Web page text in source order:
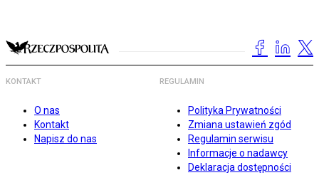
KONTAKT
O nas
Kontakt
Napisz do nas
REGULAMIN
Polityka Prywatności
Zmiana ustawień zgód
Regulamin serwisu
Informacje o nadawcy
Deklaracja dostępności